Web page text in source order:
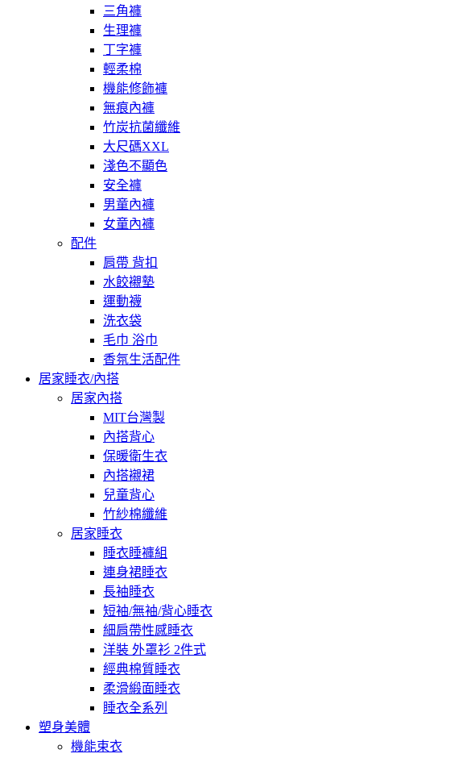
三角褲
生理褲
丁字褲
輕柔棉
機能修飾褲
無痕內褲
竹炭抗菌纖維
大尺碼XXL
淺色不顯色
安全褲
男童內褲
女童內褲
配件
肩帶 背扣
水餃襯墊
運動襪
洗衣袋
毛巾 浴巾
香氛生活配件
居家睡衣/內搭
居家內搭
MIT台灣製
內搭背心
保暖衛生衣
內搭襯裙
兒童背心
竹紗棉纖維
居家睡衣
睡衣睡褲組
連身裙睡衣
長袖睡衣
短袖/無袖/背心睡衣
細肩帶性感睡衣
洋裝 外罩衫 2件式
經典棉質睡衣
柔滑緞面睡衣
睡衣全系列
塑身美體
機能束衣